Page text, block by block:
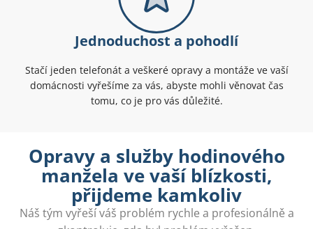
Jednoduchost a pohodlí
Stačí jeden telefonát a veškeré opravy a montáže ve vaší
domácnosti vyřešíme za vás, abyste mohli věnovat čas
tomu, co je pro vás důležité.
Opravy a služby hodinového
manžela ve vaší blízkosti,
přijdeme kamkoliv
Náš tým vyřeší váš problém rychle a profesionálně a